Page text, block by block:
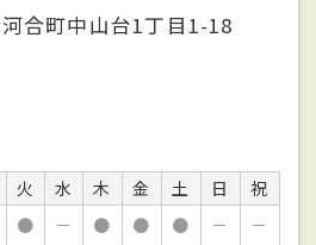
合町中山台1丁目1-18
火 水 木 金 土 日
祝
● － ● ● ● －
－